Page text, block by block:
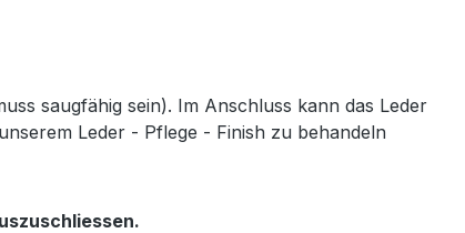
saugfähig sein). Im Anschluss kann das Leder
Leder - Pflege - Finish zu behandeln